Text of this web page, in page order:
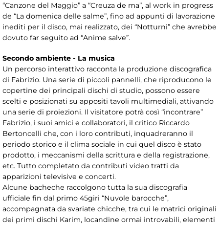
“Canzone del Maggio” a “Creuza de ma”, al work in progress
de “La domenica delle salme”, fino ad appunti di lavorazione
inediti per il disco, mai realizzato, dei “Notturni” che avrebbe
dovuto far seguito ad “Anime salve”.
Secondo ambiente - La musica
Un percorso interattivo racconta la produzione discografica
di Fabrizio. Una serie di piccoli pannelli, che riproducono le
copertine dei principali dischi di studio, possono essere
scelti e posizionati su appositi tavoli multimediali, attivando
una serie di proiezioni. Il visitatore potrà così “incontrare”
Fabrizio, i suoi amici e collaboratori, il critico Riccardo
Bertoncelli che, con i loro contributi, inquadreranno il
periodo storico e il clima sociale in cui quel disco è stato
prodotto, i meccanismi della scrittura e della registrazione,
etc. Tutto completato da contributi video tratti da
apparizioni televisive e concerti.
Alcune bacheche raccolgono tutta la sua discografia
ufficiale fin dal primo 45giri “Nuvole barocche”,
accompagnata da svariate chicche, tra cui le matrici originali
dei primi dischi Karim, locandine ormai introvabili, elementi